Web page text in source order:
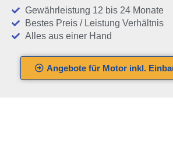
Gewährleistung 12 bis 24 Monate
Bestes Preis / Leistung Verhältnis
Alles aus einer Hand
Angebote für Motor inkl.